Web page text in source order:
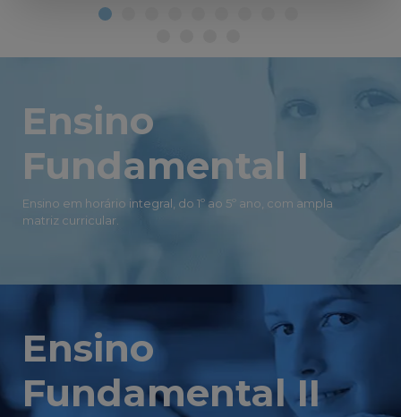
Ensino
Fundamental I
Ensino em horário integral, do 1º ao 5º ano, com ampla
matriz curricular.
Ensino
Fundamental II